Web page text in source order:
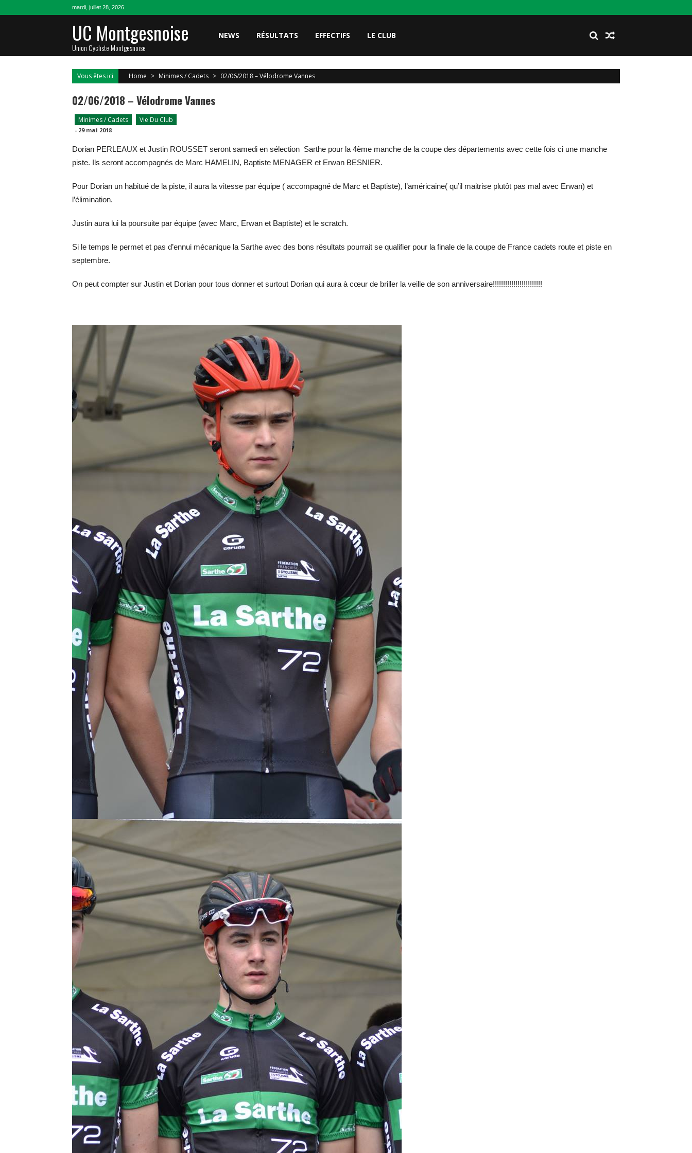
mardi, juillet 28, 2026
UC Montgesnoise
Union Cycliste Montgesnoise
NEWS RÉSULTATS EFFECTIFS LE CLUB
Vous êtes ici Home > Minimes / Cadets > 02/06/2018 – Vélodrome Vannes
02/06/2018 – Vélodrome Vannes
Minimes / Cadets Vie Du Club
- 29 mai 2018
Dorian PERLEAUX et Justin ROUSSET seront samedi en sélection Sarthe pour la 4ème manche de la coupe des départements avec cette fois ci une manche
piste. Ils seront accompagnés de Marc HAMELIN, Baptiste MENAGER et Erwan BESNIER.
Pour Dorian un habitué de la piste, il aura la vitesse par équipe ( accompagné de Marc et Baptiste), l’américaine( qu’il maitrise plutôt pas mal avec Erwan) et
l’élimination.
Justin aura lui la poursuite par équipe (avec Marc, Erwan et Baptiste) et le scratch.
Si le temps le permet et pas d’ennui mécanique la Sarthe avec des bons résultats pourrait se qualifier pour la finale de la coupe de France cadets route et piste en
septembre.
On peut compter sur Justin et Dorian pour tous donner et surtout Dorian qui aura à cœur de briller la veille de son anniversaire!!!!!!!!!!!!!!!!!!!!!!!!